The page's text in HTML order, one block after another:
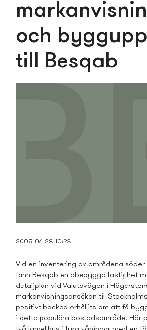
och
till Besqab
2005-06-28 10:23
Vid en inventering av områdena söder
fann Besqab en obebyggd fastighet
detaljplan vid Valutavägen i
markanvisningsansökan till
positivt besked erhållits om att få
i detta populära bostads­område. Här